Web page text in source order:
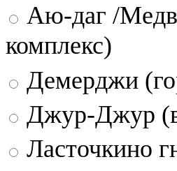
Аю-даг /
комплекс)
Демерджи
Джур-Джур
Ласточкино